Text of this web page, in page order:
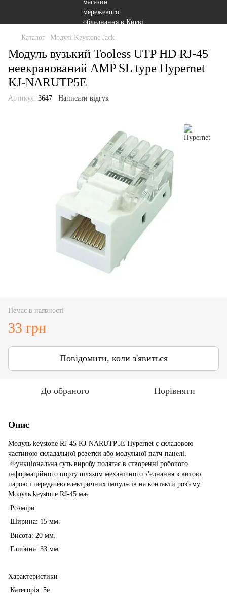
Каталог Модулі Keystone Jack
Модуль вузький Tooless UTP HD RJ-45
неекранований AMP SL type Hypernet
KJ-NARUTP5E
Артикул: 3647 Написати відгук
Немає в наявності
33 грн
Повідомити, коли з'явиться
До обраного Порівняти
Опис
Модуль keystone RJ-45 KJ-NARUTP5E Hypernet є складовою
частиною складальної розетки або модульної патч-панелі.
Функціональна суть виробу полягає в створенні робочого
інформаційного порту шляхом механічного з'єднання з витою
парою і передачею електричних імпульсів на контакти роз'єму.
Модуль keystone RJ-45 має
Розміри
Ширина: 15 мм.
Висота: 20 мм.
Глибина: 33 мм.
Характеристики
Категорія: 5е